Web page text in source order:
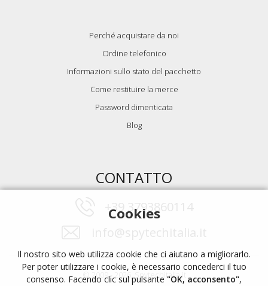
Perché acquistare da noi
Ordine telefonico
Informazioni sullo stato del pacchetto
Come restituire la merce
Password dimenticata
Blog
CONTATTO
+39 3793860114
© 2009 - 2026, Spytechitalia.it
Cookies
Il nostro sito web utilizza cookie che ci aiutano a migliorarlo.
Per poter utilizzare i cookie, è necessario concederci il tuo
consenso. Facendo clic sul pulsante "OK, acconsento",